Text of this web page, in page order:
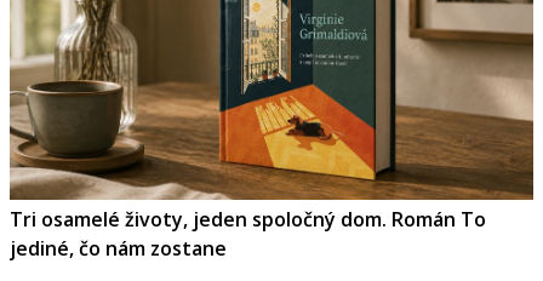
Tri osamelé životy, jeden spoločný dom. Román To
jediné, čo nám zostane